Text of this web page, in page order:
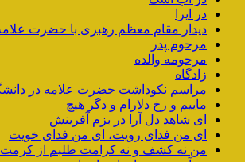
در ایرا
دیدار مقام معظم رهبری با حضرت
مرحوم پدر
مرحومه والده
زادگاه
مراسم نکوداشت حضرت علامه در
ماییم و رخ دلارام و دگر هیچ
ای شاهد دل آرا در بزم آفرینش
ای من فدای رویت، ای من فدای خویت
من نه کشف و نه کرامت طلبم از کرمت